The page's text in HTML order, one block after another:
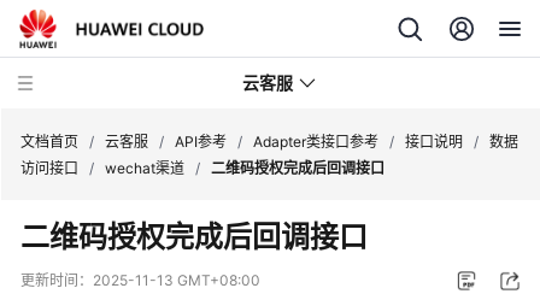
云客服
产
品
介
文档首页 / 云客服 / API参考 / Adapter类接口参考 / 接口说明 / 数据
访问接口
/ wechat渠道 / 二维码授权完成后回调接口
二维码授权完成后回调接口
更新时间： 2025-11-13 GMT+08:00